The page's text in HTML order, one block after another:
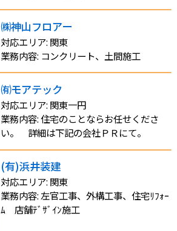
㈱神山フロアー
対応エリア: 関東
業務内容: コンクリート、土間施工
㈲モアテック
対応エリア: 関東一円
業務内容: 住宅のことならお任せくださ
い。 詳細は下記の会社ＰＲにて。
(有)浜井装建
対応エリア: 関東
業務内容: 左官工事、外構工事、住宅ﾘﾌｫｰ
ﾑ 店舗ﾃﾞｻﾞｲﾝ施工